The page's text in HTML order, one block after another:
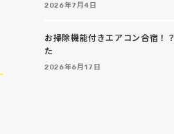
2026年7月4日
お掃除機能付きエアコン合宿！
た
2026年6月17日